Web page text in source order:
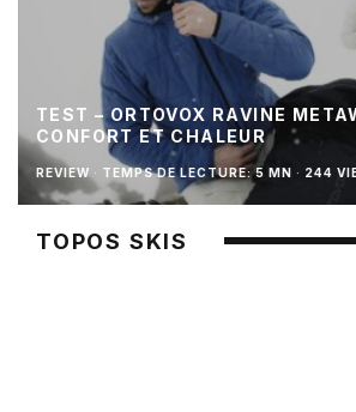
TEST – ORTOVOX RAVINE
CONFORT ET CHALEUR
REVIEW · TEMPS DE LECTURE: 5 MN · 244
TOPOS SKIS